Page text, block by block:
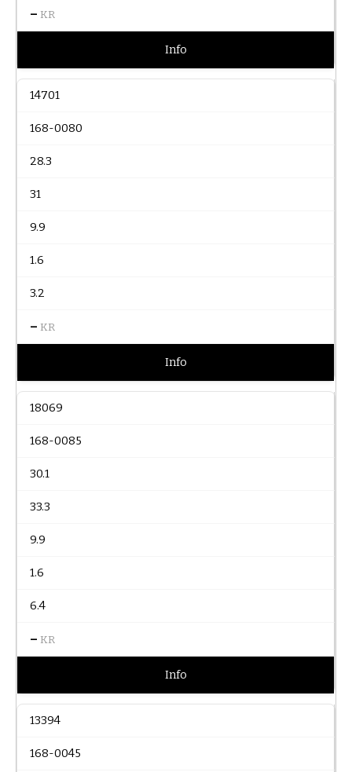
– KR
Info
14701
168-0080
28.3
31
9.9
1.6
3.2
– KR
Info
18069
168-0085
30.1
33.3
9.9
1.6
6.4
– KR
Info
13394
168-0045